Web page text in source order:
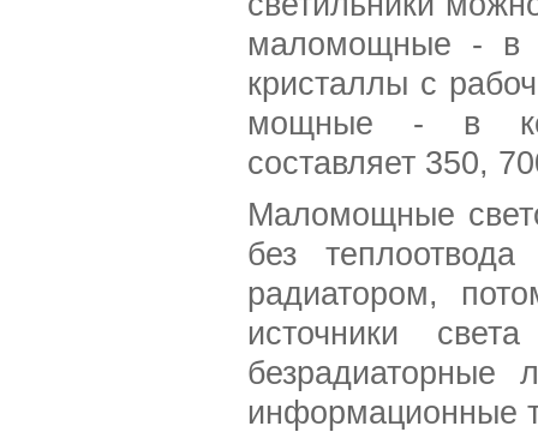
маломощные - в
кристаллы с
мощные - в
составляет 350,
Маломощные
без
радиатором,
источники
безрадиаторные
информационные